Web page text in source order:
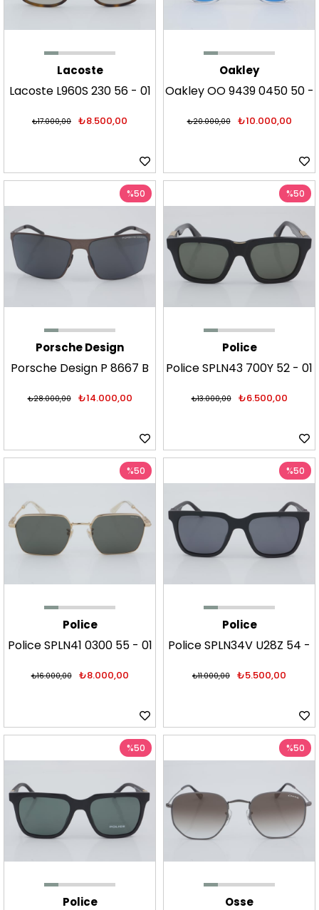
Lacoste
Lacoste L960S 230 56 - 01
Güneş Gözlüğü
₺8.500,00
₺17.000,00
Oakley
Oakley OO 9439 0450 50 -
01 Güneş Gözlüğü
₺10.000,00
₺20.000,00
Porsche Design
Porsche Design P 8667 B
64 - 01 Güneş Gözlüğü
₺14.000,00
₺28.000,00
%50
Police
Police SPLN43 700Y 52 - 01
Güneş Gözlüğü
₺6.500,00
₺13.000,00
%50
Police
Police SPLN41 0300 55 - 01
Güneş Gözlüğü
₺8.000,00
₺16.000,00
%50
Police
Police SPLN34V U28Z 54 -
01 Güneş Gözlüğü
₺5.500,00
₺11.000,00
%50
Police
%50
Osse
%50